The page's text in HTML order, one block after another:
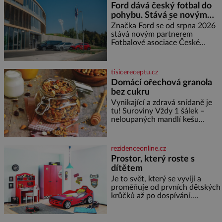
měďáky a štůčky látky. Zraněná
žena pár dní nato umírá. Je to
muž nebývale krutý. Jeho činy
budí hrůzu ještě dlouho po jeho
smrti
Ford dává český fotbal do
pohybu. Stává se novým
partnerem FAČR
Značka Ford se od srpna 2026
stává novým partnerem
Fotbalové asociace České
asociace, reprezentačních týmů
i českého fotbalu v regionech.
Partner
tisicereceptu.cz
Domácí ořechová granola
bez cukru
Vynikající a zdravá snídaně je
tu! Suroviny Vždy 1 šálek –
neloupaných mandlí kešu
semínek dýně rozinek 3 šálky
ovesných vloček 1 lžíce mlet
rezidenceonline.cz
Prostor, který roste s
dítětem
Je to svět, který se vyvíjí a
proměňuje od prvních dětských
krůčků až po dospívání.